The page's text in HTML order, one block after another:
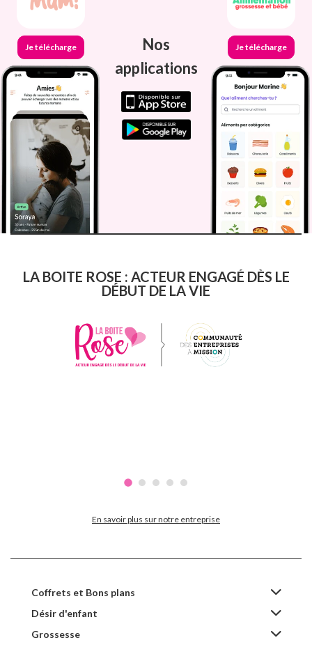
Je télécharge
Nos
applications
Je télécharge
LA BOITE ROSE : ACTEUR ENGAGÉ DÈS LE
DÉBUT DE LA VIE
En savoir plus sur notre entreprise
Coffrets et Bons plans
Désir d'enfant
Grossesse